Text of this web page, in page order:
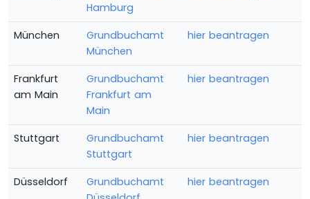
Hamburg
München
Grundbuchamt
München
hier beantragen
Frankfurt
am Main
Grundbuchamt
Frankfurt am
Main
hier beantragen
Stuttgart
Grundbuchamt
Stuttgart
hier beantragen
Düsseldorf
Grundbuchamt
hier beantragen